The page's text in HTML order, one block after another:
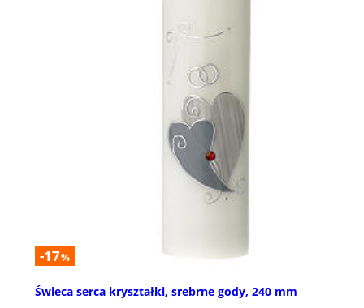
-17%
Świeca serca kryształki, srebrne gody, 240 mm